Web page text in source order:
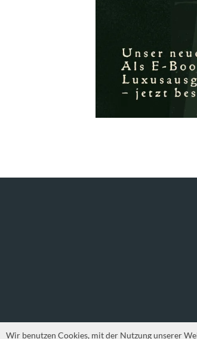
Wir benutzen Cookies, mit der Nutzung unserer